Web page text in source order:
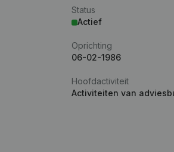
Status
Actief
Oprichting
06-02-1986
Hoofdactiviteit
Activiteiten van